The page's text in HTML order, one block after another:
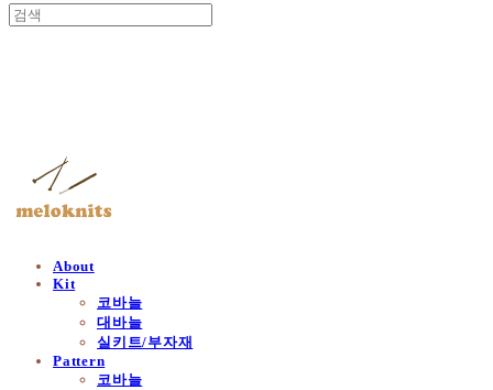
About
Kit
코바늘
대바늘
실키트/부자재
Pattern
코바늘